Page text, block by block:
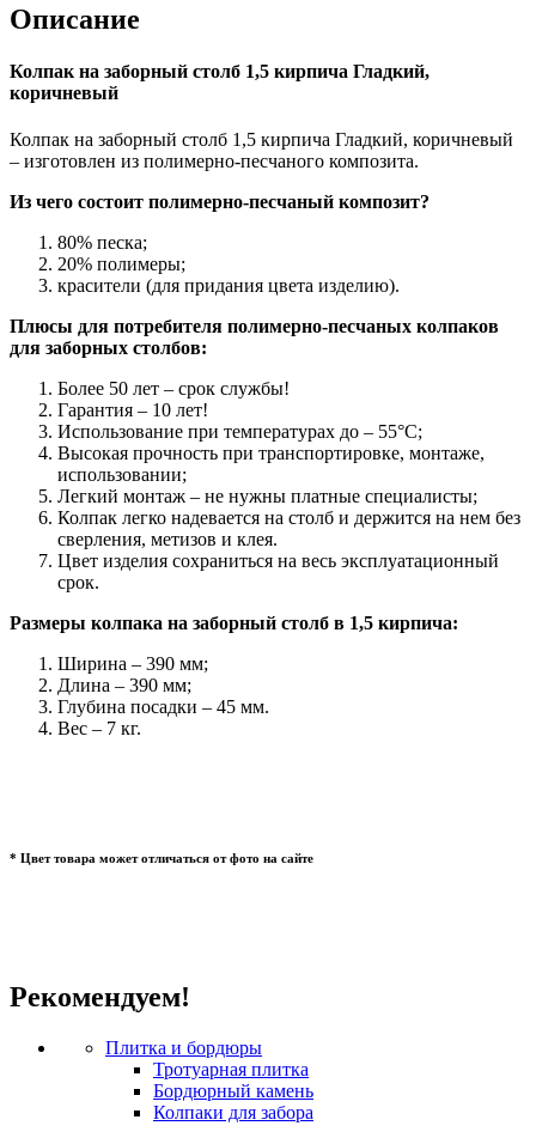
Описание
Колпак на заборный столб 1,5 кирпича Гладкий,
коричневый
Колпак на заборный столб 1,5 кирпича Гладкий, коричневый
– изготовлен из полимерно-песчаного композита.
Из чего состоит полимерно-песчаный композит?
80% песка;
20% полимеры;
красители (для придания цвета изделию).
Плюсы для потребителя полимерно-песчаных колпаков
для заборных столбов:
Более 50 лет – срок службы!
Гарантия – 10 лет!
Использование при температурах до – 55°С;
Высокая прочность при транспортировке, монтаже,
использовании;
Легкий монтаж – не нужны платные специалисты;
Колпак легко надевается на столб и держится на нем без
сверления, метизов и клея.
Цвет изделия сохраниться на весь эксплуатационный
срок.
Размеры колпака на заборный столб в 1,5 кирпича:
Ширина – 390 мм;
Длина – 390 мм;
Глубина посадки – 45 мм.
Вес – 7 кг.
* Цвет товара может отличаться от фото на сайте
Рекомендуем!
Плитка и бордюры
Тротуарная плитка
Бордюрный камень
Колпаки для забора